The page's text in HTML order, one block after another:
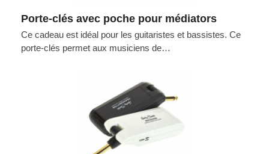
Porte-clés avec poche pour médiators
Ce cadeau est idéal pour les guitaristes et bassistes. Ce
porte-clés permet aux musiciens de…